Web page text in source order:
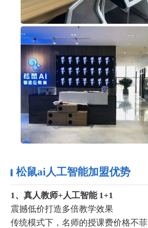
松鼠ai人工智能加盟优势
1、真人教师+人工智能 1+1
震撼低价打造多倍教学效果
传统模式下，名师的授课费价格不菲